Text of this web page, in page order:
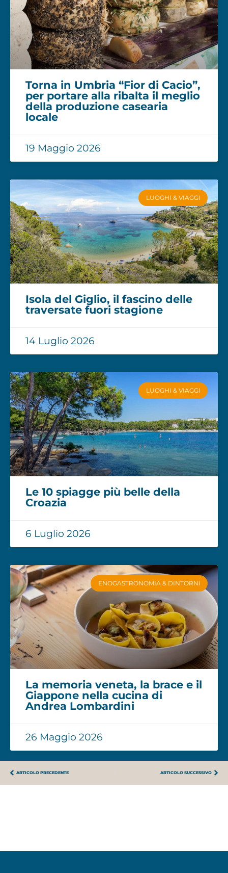
Torna in Umbria “Fior di Cacio”,
per portare alla ribalta il meglio
della produzione casearia
locale
19 Maggio 2026
LUOGHI & VIAGGI
Isola del Giglio, il fascino delle
traversate fuori stagione
14 Luglio 2026
LUOGHI & VIAGGI
Le 10 spiagge più belle della
Croazia
6 Luglio 2026
ENOGASTRONOMIA & DINTORNI
La memoria veneta, la brace e il
Giappone nella cucina di
Andrea Lombardini
26 Maggio 2026
ARTICOLO PRECEDENTE ARTICOLO SUCCESSIVO